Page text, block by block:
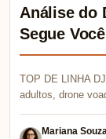
Análise do
Segue
TOP DE LINHA
adultos, drone
Mariana Souza